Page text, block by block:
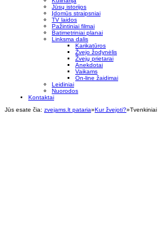
Jūsų istorijos
Įdomūs straipsniai
TV laidos
Pažintiniai filmai
Batimetriniai planai
Linksma dalis
Karikatūros
Žvejo žodynėlis
Žvejų prietarai
Anekdotai
Vaikams
On-line žaidimai
Leidiniai
Nuorodos
Kontaktai
Jūs esate čia: zvejams.lt pataria»Kur žvejoti?»Tvenkiniai